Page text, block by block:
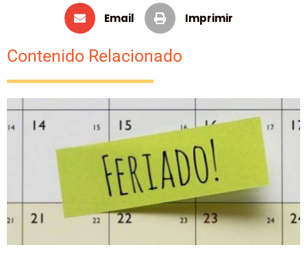
Email Imprimir
Contenido Relacionado